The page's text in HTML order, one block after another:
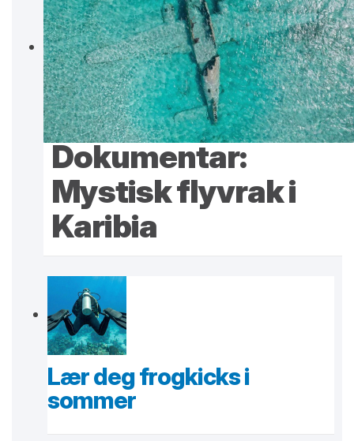
Dokumentar:
Mystisk flyvrak i
Karibia
Lær deg frogkicks i
sommer